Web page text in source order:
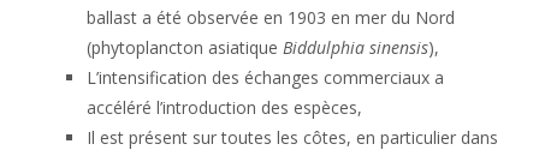
ballast a été observée en 1903 en mer du Nord
(phytoplancton asiatique Biddulphia sinensis),
L’intensification des échanges commerciaux a
accéléré l’introduction des espèces,
Il est présent sur toutes les côtes, en particulier dans